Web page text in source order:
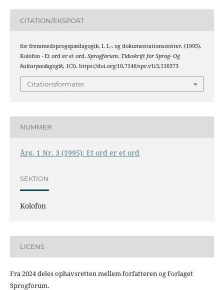
CITATION/EKSPORT
for fremmedsprogspædagogik, I. I.-. og dokumentationscenter. (1995).
Kolofon - Et ord er et ord. Sprogforum. Tidsskrift for Sprog- Og
kulturpædagogik, 1(3). https://doi.org/10.7146/spr.v1i3.116373
Citationsformater
NUMMER
Årg. 1 Nr. 3 (1995): Et ord er et ord
SEKTION
Kolofon
LICENS
Fra 2024 deles ophavsretten mellem forfatteren og Forlaget
Sprogforum.